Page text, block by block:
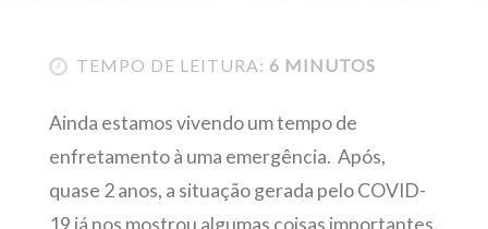
TEMPO DE LEITURA: 6 MINUTOS
Ainda estamos vivendo um tempo de
enfretamento à uma emergência. Após,
quase 2 anos, a situação gerada pelo COVID-
19 já nos mostrou algumas coisas importantes.